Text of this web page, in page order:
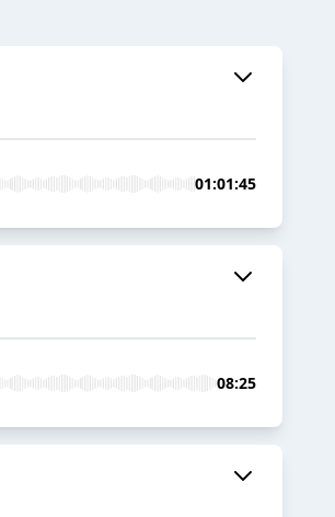
01:01:45
08:25